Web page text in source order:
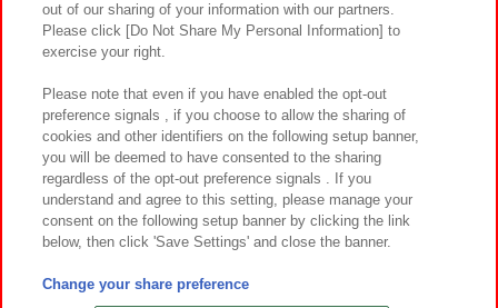
プライバシーポリシー ウェブアクセシビリティ方針と検証結果
お取引先さまとともに
カスタマーハラスメント対応方針 よくあるご質問・お問い合わせ
©Bandai Namco Amusement Inc.
©Bandai Namco Amusement Lab Inc.
out of our sharing of your information with our partners.
Please click [Do Not Share My Personal Information] to
exercise your right.
Please note that even if you have enabled the opt-out
preference signals , if you choose to allow the sharing of
cookies and other identifiers on the following setup banner,
you will be deemed to have consented to the sharing
regardless of the opt-out preference signals . If you
understand and agree to this setting, please manage your
consent on the following setup banner by clicking the link
below, then click 'Save Settings' and close the banner.
Change your share preference